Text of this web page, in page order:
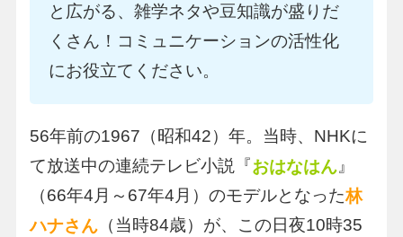
と広がる、雑学ネタや豆知識が盛りだ
くさん！コミュニケーションの活性化
にお役立てください。
56年前の1967（昭和42）年。当時、NHKに
て放送中の連続テレビ小説『おはなはん』
（66年4月～67年4月）のモデルとなった林
ハナさん（当時84歳）が、この日夜10時35